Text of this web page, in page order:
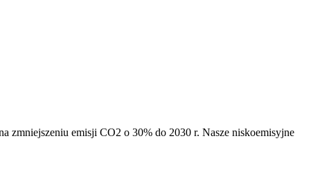
zmniejszeniu emisji CO2 o 30% do 2030 r. Nasze niskoemisyjne